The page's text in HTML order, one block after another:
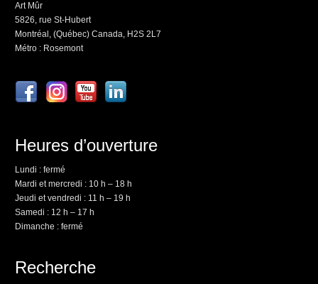
Art Mûr
5826, rue St-Hubert
Montréal, (Québec) Canada, H2S 2L7
Métro : Rosemont
Heures d’ouverture
Lundi : fermé
Mardi et mercredi : 10 h – 18 h
Jeudi et vendredi : 11 h – 19 h
Samedi : 12 h – 17 h
Dimanche : fermé
Recherche